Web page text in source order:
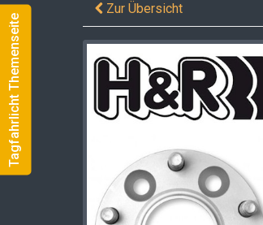
Tagfahrlicht Themenseite
Zur Übersicht